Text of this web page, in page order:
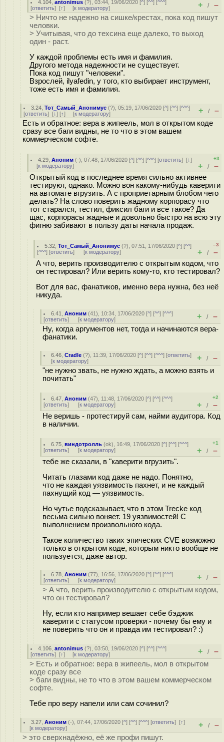
4.104 ,antonimus (?), 03:44, 19/06/2020 [^] [^^] [^^^]
[ответить] [↑] [к модератору] + / –
> Ничто не надежно на сишке/крестах, пока код пишут
человки.
> Учитывая, что до техсина еще далеко, то выход
один - раст.
У каждой проблемы есть имя и фамилия.
Другого метода надежности не существует.
Пока код пишут "человеки".
Взрослей, ilyafedin, у того, кто выбирает инструмент,
тоже есть имя и фамилия.
3.24 ,Тот_Самый_Анонимус (?), 05:19, 17/06/2020 [^] [^^] [^^^]
[ответить] [↓] [↑] [к модератору] + / –
Есть и обратное: вера в жипеель, мол в открытом коде
сразу все баги видны, не то что в этом вашем
коммерческом софте.
4.29 ,Аноним (-), 07:48, 17/06/2020 [^] [^^] [^^^] [ответить][↓]
[к модератору]
+3
+ / –
Открытый код в последнее время сильно активнее
тестируют, однако. Можно вон какому-нибудь каверити
на автомате вгрузить. А с проприетарным блобом чего
делать? На слово поверить жадному корпорасу что
тот старался, тестил, фиксил баги и все такое? Да
щас, корпорасы жадные и довольно быстро на всю эту
фигню забивают в пользу даты начала продаж.
5.32 ,Тот_Самый_Анонимус (?), 07:51, 17/06/2020 [^] [^^]
[^^^] [ответить] [к модератору]
–3
+ / –
А что, верить производителю с открытым кодом, что
он тестировал? Или верить кому-то, кто тестировал?
Вот для вас, фанатиков, именно вера нужна, без неё
никуда.
6.41 ,Аноним (41), 10:34, 17/06/2020 [^] [^^] [^^^]
[ответить] [к модератору] + / –
Ну, когда аргументов нет, тогда и начинаются вера-
фанатики.
6.46 ,Cradle (?), 11:39, 17/06/2020 [^] [^^] [^^^] [ответить]
[к модератору] + / –
"не нужно звать, не нужно ждать, а можно взять и
почитать"
6.47 ,Аноним (47), 11:48, 17/06/2020 [^] [^^] [^^^]
[ответить] [к модератору]
+2
+ / –
Не веришь - протестируй сам, найми аудитора. Код
в наличии.
6.75 ,виндотролль (ok), 16:49, 17/06/2020 [^] [^^] [^^^]
[ответить] [к модератору]
+1
+ / –
тебе же сказали, в "каверити вгрузить".
Читать глазами код даже не надо. Понятно,
что не каждая уязвимость пахнет, и не каждый
пахнущий код — уязвимость.
Но чутье подсказывает, что в этом Trecke код
весьма сильно воняет. 19 уязвимостей! С
выполнением произвольного кода.
Такое количество таких эпических CVE возможно
только в открытом коде, которым никто вообще не
пользуется, даже автор.
6.78 ,Аноним (77), 16:56, 17/06/2020 [^] [^^] [^^^]
[ответить] [к модератору] + / –
> А что, верить производителю с открытым кодом,
что он тестировал?
Ну, если кто например вешает себе бэджик
каверити с статусом проверки - почему бы ему и
не поверить что он и правда им тестировал? :)
4.106 ,antonimus (?), 03:50, 19/06/2020 [^] [^^] [^^^]
[ответить] [↑] [к модератору] + / –
> Есть и обратное: вера в жипеель, мол в открытом
коде сразу все
> баги видны, не то что в этом вашем коммерческом
софте.
Тебе про веру напели или сам сочинил?
3.27 ,Аноним (-), 07:44, 17/06/2020 [^] [^^] [^^^] [ответить][↑]
[к модератору] + / –
> это сверхнадёжно, её же профи пишут.